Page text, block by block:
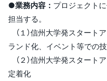
●業務内容： プロジェクト
担当する。
（１）信州大学発スタート
ランド化、イベント等での
（２）信州大学発スタート
定着化